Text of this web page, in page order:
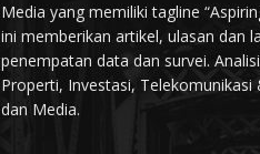
Media yang memiliki tagline
ini memberikan artikel, ulasan dan
penempatan data dan survei.
Properti, Investasi,
dan Media.